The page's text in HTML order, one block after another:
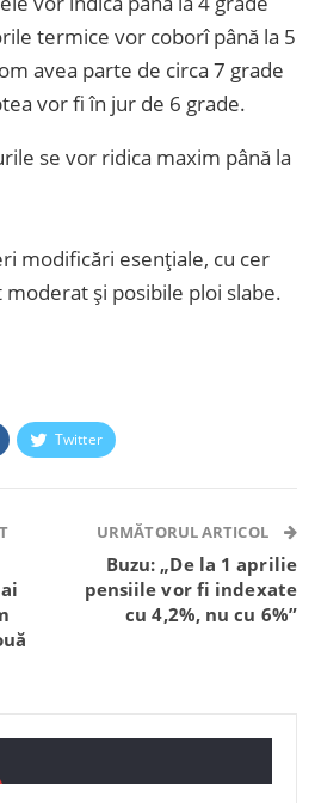
termice vor coborî până la 5
avea parte de circa 7 grade
vor fi în jur de 6 grade.
se vor ridica maxim până la
modificări esențiale, cu cer
și posibile ploi slabe.
Twitter
Viber
URMĂTORUL ARTICOL
Buzu: „De la 1 aprilie
pensiile vor fi indexate
cu 4,2%, nu cu 6%”